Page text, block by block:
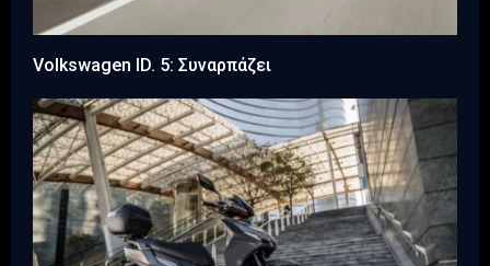
Volkswagen ID. 5: Συναρπάζει